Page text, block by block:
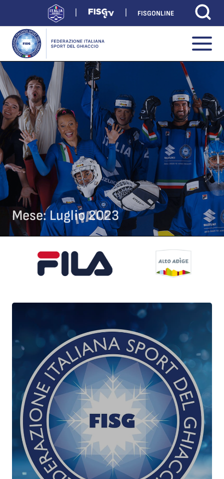
FISGONLINE
Mese:Luglio 2023